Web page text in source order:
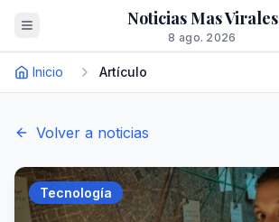
Noticias Mas Virales
8 ago. 2026
Inicio Artículo
Volver a noticias
Tecnología